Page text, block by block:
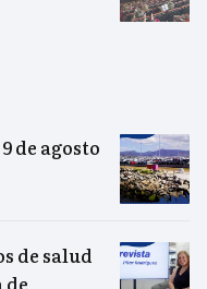
de agosto
de salud